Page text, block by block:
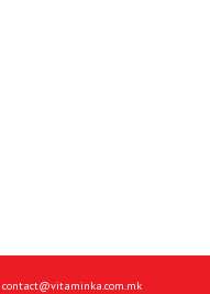
contact@vitaminka.com.mk